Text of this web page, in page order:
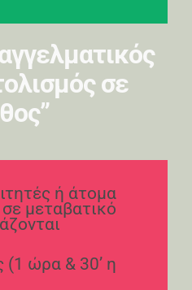
σε
ή άτομα
μεταβατικό
(1 ώρα & 30’ η